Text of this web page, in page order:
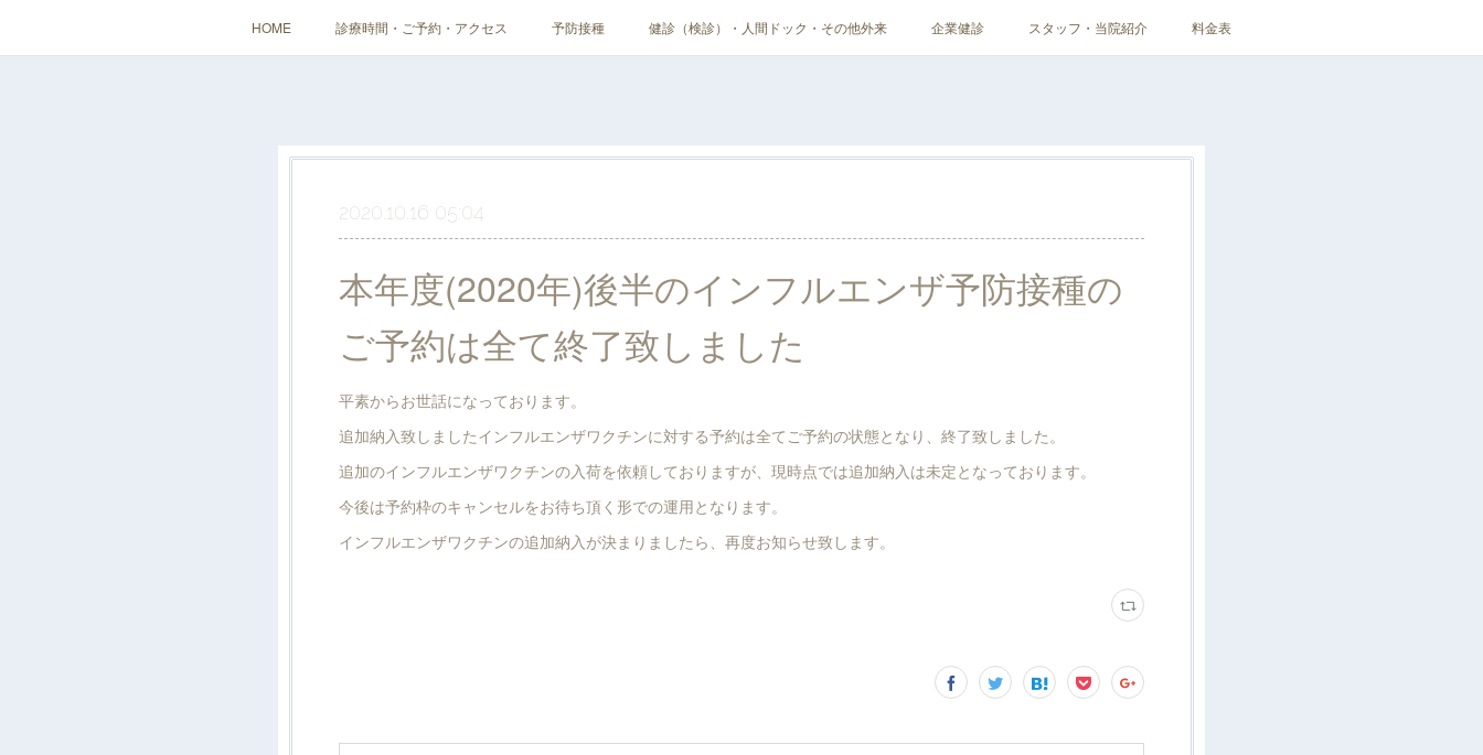
HOME 診療時間・ご予約・アクセス 予防接種 健診（検診）・人間ドック・その他外来 企業健診 スタッフ・当院紹介 料金表
2020.10.16 05:04
本年度(2020年)後半のインフルエンザ予防接種の
ご予約は全て終了致しました
平素からお世話になっております。
追加納入致しましたインフルエンザワクチンに対する予約は全てご予約の状態となり、終了致しました。
追加のインフルエンザワクチンの入荷を依頼しておりますが、現時点では追加納入は未定となっております。
今後は予約枠のキャンセルをお待ち頂く形での運用となります。
インフルエンザワクチンの追加納入が決まりましたら、再度お知らせ致します。